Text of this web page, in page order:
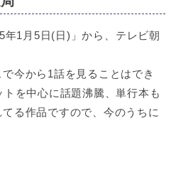
年1月5日(日)」から、テレビ朝
今から1話を見ることはでき
を中心に話題沸騰、単行本も
る作品ですので、今のうちに